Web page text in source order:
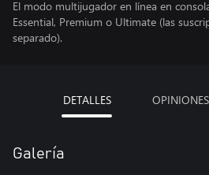
El modo multijugador en línea en
Essential, Premium o Ultimate (las
separado).
DETALLES OPINIONES
Galería